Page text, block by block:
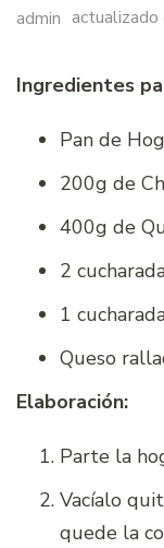
admin actualizado
Ingredientes
Pan de
200g de
400g de
2
1
Queso
Elaboración:
Parte la
Vacíalo
quede la